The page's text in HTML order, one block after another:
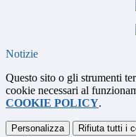
Notizie
Questo sito o gli strumenti
cookie necessari al
COOKIE POLICY.
Personalizza Rifiuta tutti i